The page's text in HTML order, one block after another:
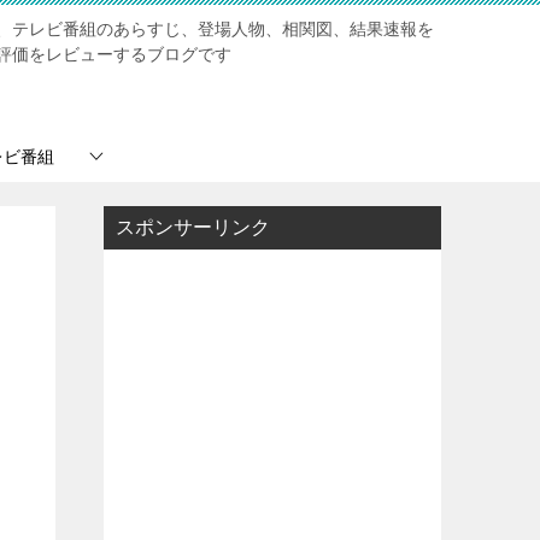
テレビ番組のあらすじ、登場人物、相関図、結果速報を
価をレビューするブログです
番組
スポンサーリンク